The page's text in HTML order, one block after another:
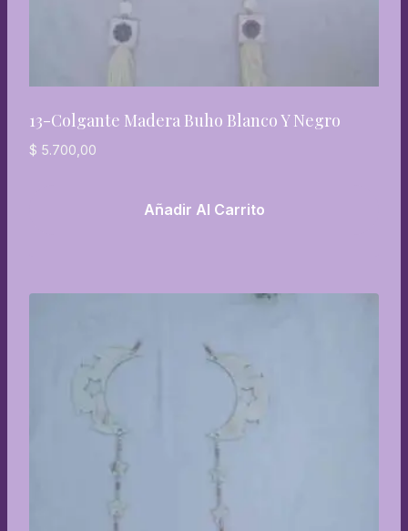
13-Colgante Madera Buho Blanco Y Negro
$ 5.700,00
Añadir Al Carrito